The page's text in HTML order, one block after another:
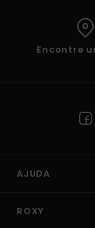
Encontre
AJUDA
ROXY